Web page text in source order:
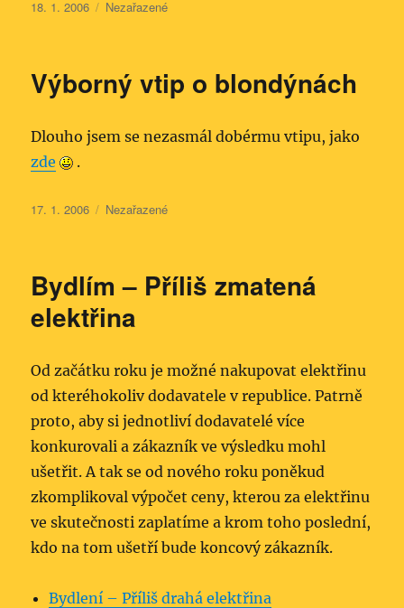
Publikováno:
18. 1. 2006 Rubriky:
Nezařazené
Výborný vtip o blondýnách
Dlouho jsem se nezasmál dobérmu vtipu, jako
zde
.
Publikováno:
17. 1. 2006 Rubriky:
Nezařazené
Bydlím – Příliš zmatená
elektřina
Od začátku roku je možné nakupovat elektřinu
od kteréhokoliv dodavatele v republice. Patrně
proto, aby si jednotliví dodavatelé více
konkurovali a zákazník ve výsledku mohl
ušetřit. A tak se od nového roku poněkud
zkomplikoval výpočet ceny, kterou za elektřinu
ve skutečnosti zaplatíme a krom toho poslední,
kdo na tom ušetří bude koncový zákazník.
Bydlení – Příliš drahá elektřina